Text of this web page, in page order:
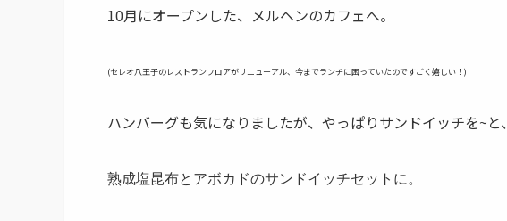
10月にオープンした、メルヘンのカフェへ。
(セレオ八王子のレストランフロアがリニューアル、今までランチに困っていたのですごく嬉しい！)
ハンバーグも気になりましたが、やっぱりサンドイッチを~と、
熟成塩昆布とアボカドのサンドイッチセットに。